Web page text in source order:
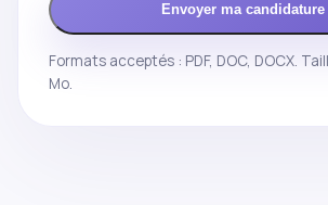
Envoyer ma candidature
Formats acceptés : PDF, DOC, DOCX.
Mo.